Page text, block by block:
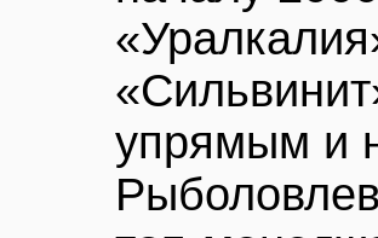
упрямым и